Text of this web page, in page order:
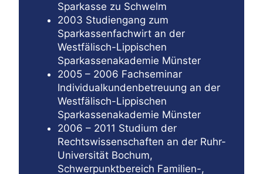
Sparkasse zu Schwelm
2003 Studiengang zum
Sparkassenfachwirt an der
Westfälisch-Lippischen
Sparkassenakademie Münster
2005 – 2006 Fachseminar
Individualkundenbetreuung an der
Westfälisch-Lippischen
Sparkassenakademie Münster
2006 – 2011 Studium der
Rechtswissenschaften an der Ruhr-
Universität Bochum,
Schwerpunktbereich Familien-,